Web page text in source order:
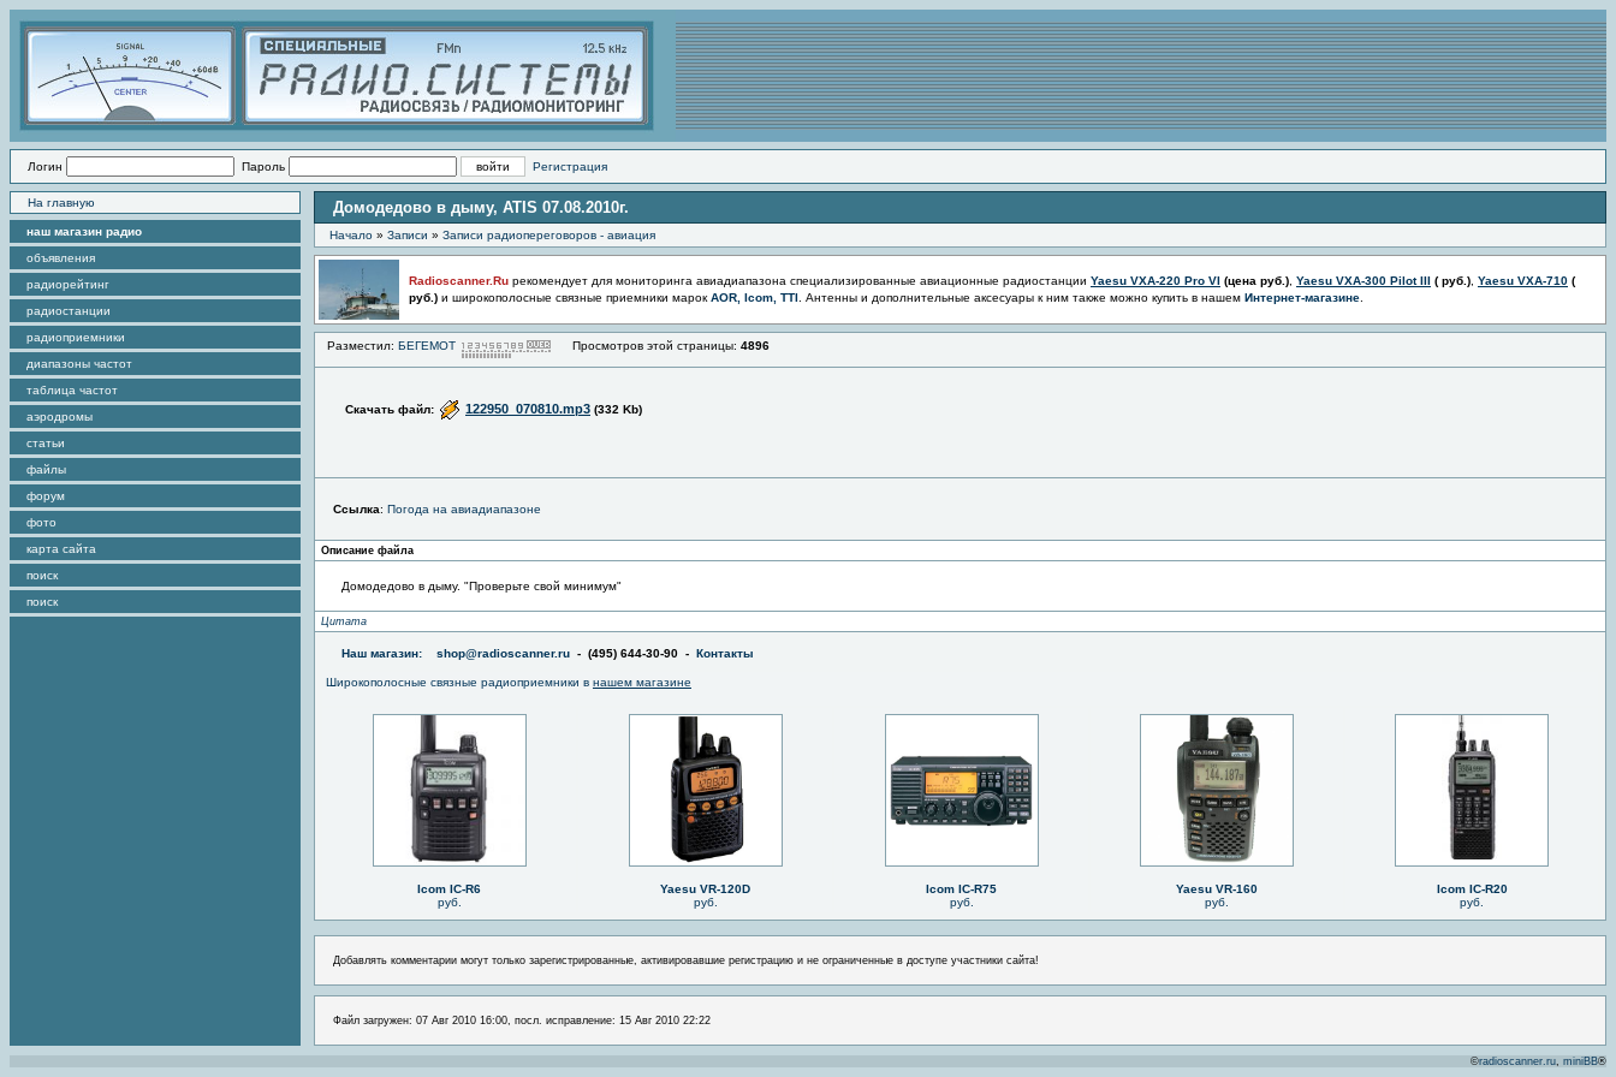
Логин Пароль Регистрация
На главную
наш магазин радио
объявления
радиорейтинг
радиостанции
радиоприемники
диапазоны частот
таблица частот
аэродромы
статьи
файлы
форум
фото
карта сайта
поиск
поиск
Домодедово в дыму, ATIS 07.08.2010г.
Начало » Записи » Записи радиопереговоров - авиация
Radioscanner.Ru рекомендует для мониторинга авиадиапазона специализированные авиационные радиостанции Yaesu VXA-220 Pro VI (цена руб.) Yaesu VXA-300 Pilot III ( руб.) Yaesu VXA-710 (
руб.) и широкополосные связные приемники марок AOR, Icom, TTI . Антенны и дополнительные аксесуары к ним также можно купить в нашем Интернет-магазине
Разместил: БЕГЕМОТ Просмотров этой страницы: 4896
Скачать файл: 122950_070810.mp3 (332 Kb)
Ссылка: Погода на авиадиапазоне
Описание файла
Домодедово в дыму. "Проверьте свой минимум"
Цитата
Наш магазин: shop@radioscanner.ru - (495) 644-30-90 - Контакты
Широкополосные связные радиоприемники в нашем магазине
Icom IC-R6
руб.
Yaesu VR-120D
руб.
Icom IC-R75
руб.
Yaesu VR-160
руб.
Icom IC-R20
руб.
Добавлять комментарии могут только зарегистрированные, активировавшие регистрацию и не ограниченные в доступе участники сайта!
Файл загружен: 07 Авг 2010 16:00, посл. исправление: 15 Авг 2010 22:22
©radioscanner.ru, miniBB®